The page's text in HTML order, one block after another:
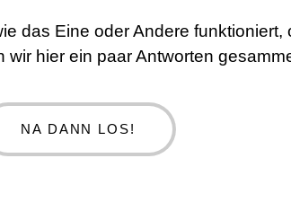
das Eine oder Andere
wir hier ein paar Antworten
NA DANN LOS!